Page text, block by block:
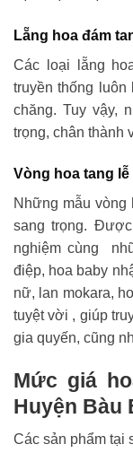
Lẵng hoa đám
Các loại lẵng
truyền thống
chăng. Tuy vậy,
trọng, chân thành
Vòng hoa tang
Những mẫu
sang trọng.
nghiệm cùng
điệp, hoa baby
nữ, lan mokara,
tuyệt vời , giúp
gia quyến, cũng
Mức giá
Huyện Bàu
Các sản phẩm tại